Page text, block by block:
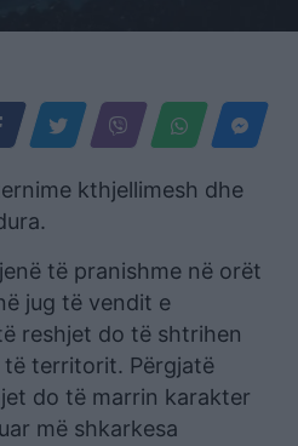
kthjellimesh dhe
të pranishme në orët
jug të vendit e
reshjet do të shtrihen
të territorit. Përgjatë
do të marrin karakter
më shkarkesa